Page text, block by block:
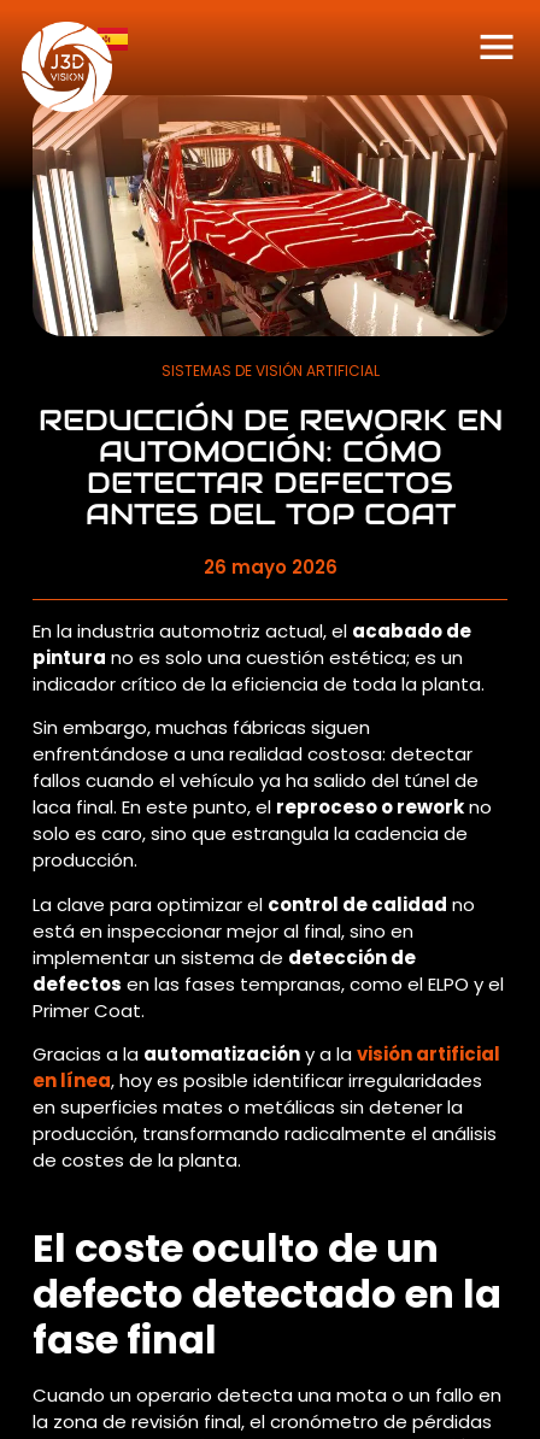
SISTEMAS DE VISIÓN ARTIFICIAL
REDUCCIÓN DE REWORK EN
AUTOMOCIÓN: CÓMO
DETECTAR DEFECTOS
ANTES DEL TOP COAT
26 mayo 2026
En la industria automotriz actual, el acabado de
pintura no es solo una cuestión estética; es un
indicador crítico de la eficiencia de toda la planta.
Sin embargo, muchas fábricas siguen
enfrentándose a una realidad costosa: detectar
fallos cuando el vehículo ya ha salido del túnel de
laca final. En este punto, el reproceso o reworkno
solo es caro, sino que estrangula la cadencia de
producción.
La clave para optimizar el control de calidad no
está en inspeccionar mejor al final, sino en
implementar un sistema de detección de
defectos en las fases tempranas, como el ELPO y el
Primer Coat.
Gracias a la automatizacióny a lavisión artificial
en línea, hoy es posible identificar irregularidades
en superficies mates o metálicas sin detener la
producción, transformando radicalmente el análisis
de costes de la planta.
El coste oculto de un
defecto detectado en la
fase final
Cuando un operario detecta una mota o un fallo en
la zona de revisión final, el cronómetro de pérdidas